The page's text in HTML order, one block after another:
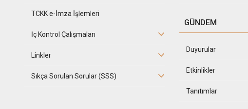
TCKK e-İmza İşlemleri
İç Kontrol Çalışmaları
Linkler
Sıkça Sorulan Sorular (SSS)
GÜNDEM
Duyurular
Etkinlikler
Tanıtımlar